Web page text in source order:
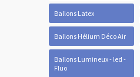
Ballons Latex
Ballons Hélium Déco Air
Ballons Lumineux - led -
Fluo